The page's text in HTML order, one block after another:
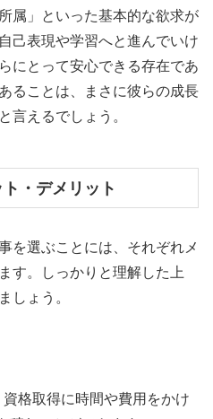
属」といった基本的な欲求が
己表現や学習へと進んでいけ
にとって安心できる存在であ
ることは、まさに彼らの成長
言えるでしょう。
・デメリット
を選ぶことには、それぞれメ
す。しっかりと理解した上
しょう。
資格取得に時間や費用をかけ